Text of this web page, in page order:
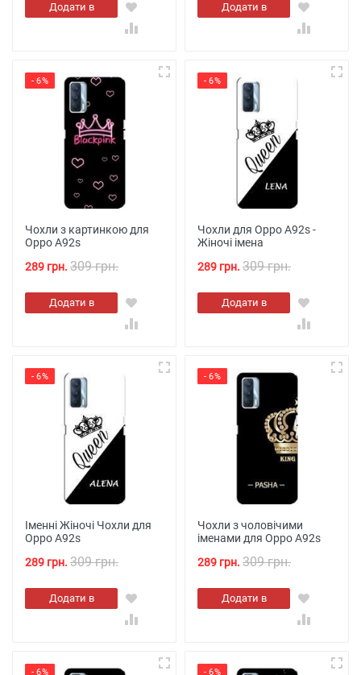
Додати в
кошик
Додати в
кошик
- 6%
Чохли з картинкою для
Oppo A92s
289 грн. 309 грн.
Додати в
кошик
- 6%
Чохли для Oppo A92s -
Жіночі імена
289 грн. 309 грн.
Додати в
кошик
- 6%
Іменні Жіночі Чохли для
Oppo A92s
289 грн. 309 грн.
Додати в
кошик
- 6%
Чохли з чоловічими
іменами для Oppo A92s
289 грн. 309 грн.
Додати в
кошик
- 6% - 6%